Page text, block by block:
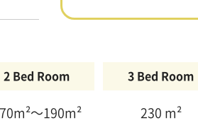
2 Bed Room 3 Bed Room
〜190m² 230 m²